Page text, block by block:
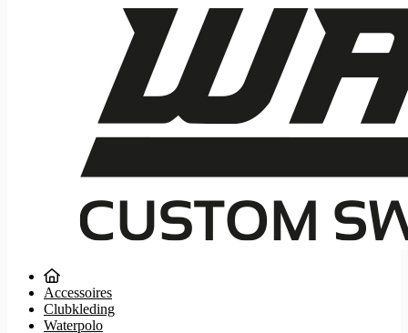
Accessoires
Clubkleding
Waterpolo